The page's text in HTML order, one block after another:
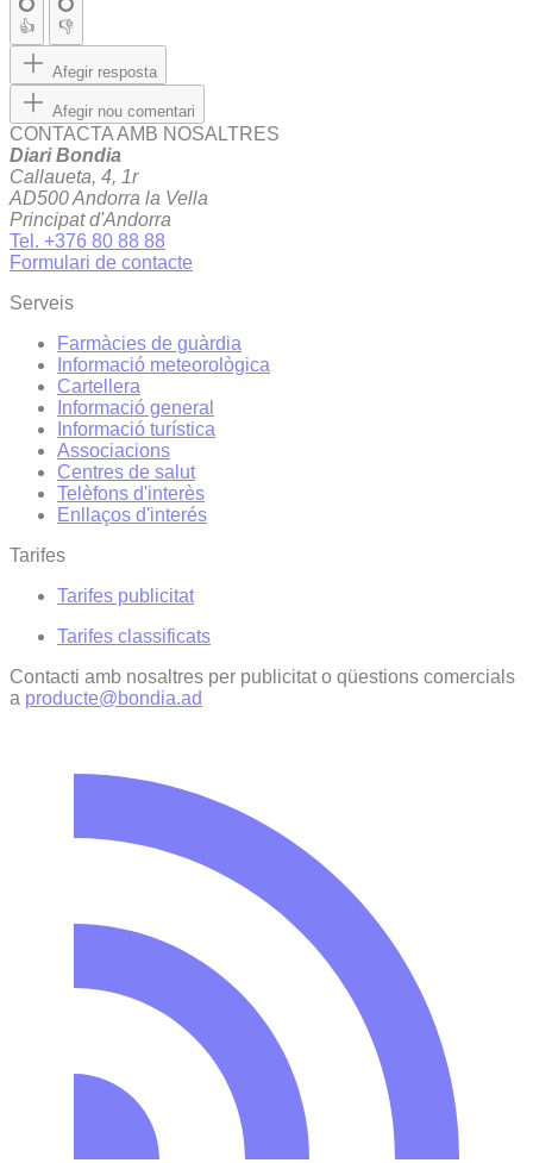
👍 👎
Afegir resposta
Afegir nou comentari
CONTACTA AMB NOSALTRES
Diari Bondia
Callaueta, 4, 1r
AD500 Andorra la Vella
Principat d'Andorra
Tel. +376 80 88 88
Formulari de contacte
Serveis
Farmàcies de guàrdia
Informació meteorològica
Cartellera
Informació general
Informació turística
Associacions
Centres de salut
Telèfons d'interès
Enllaços d'interés
Tarifes
Tarifes publicitat
Tarifes classificats
Contacti amb nosaltres per publicitat o qüestions comercials
a producte@bondia.ad